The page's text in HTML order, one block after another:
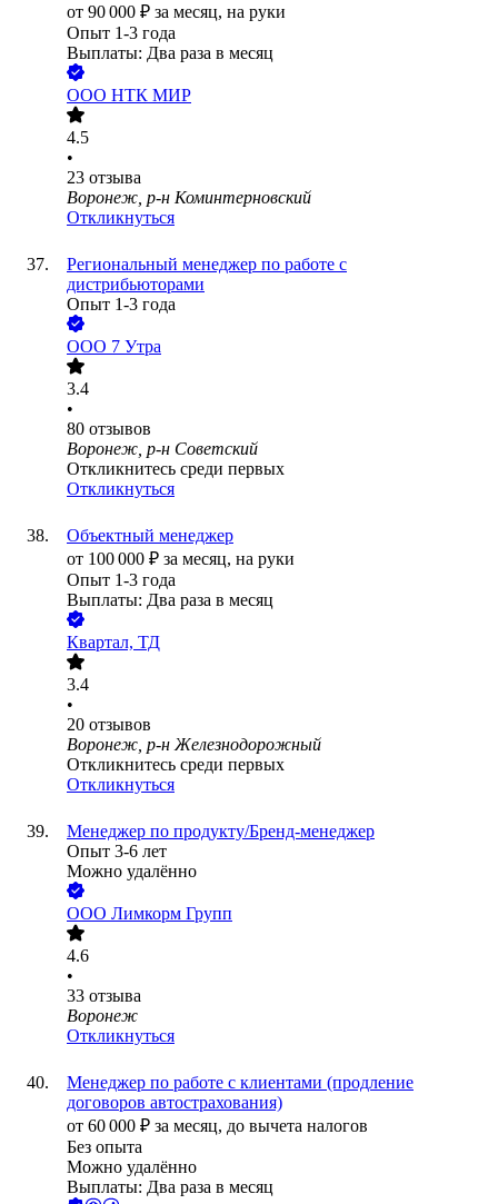
от 90 000 ₽ за месяц, на руки
Опыт 1-3 года
Выплаты: Два раза в месяц
ООО НТК МИР
4.5
•
23 отзыва
Воронеж, р-н Коминтерновский
Откликнуться
Региональный менеджер по работе с
дистрибьюторами
Опыт 1-3 года
ООО 7 Утра
3.4
•
80 отзывов
Воронеж, р-н Советский
Откликнитесь среди первых
Откликнуться
Объектный менеджер
от 100 000 ₽ за месяц, на руки
Опыт 1-3 года
Выплаты: Два раза в месяц
Квартал, ТД
3.4
•
20 отзывов
Воронеж, р-н Железнодорожный
Откликнитесь среди первых
Откликнуться
Менеджер по продукту/Бренд-менеджер
Опыт 3-6 лет
Можно удалённо
ООО Лимкорм Групп
4.6
•
33 отзыва
Воронеж
Откликнуться
Менеджер по работе с клиентами (продление
договоров автострахования)
от 60 000 ₽ за месяц, до вычета налогов
Без опыта
Можно удалённо
Выплаты: Два раза в месяц